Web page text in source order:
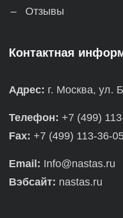
Отзывы
Контактная
Адрес: г. Москва, ул.
Телефон: +7 (499)
Fax: +7 (499) 113-36-
Email: Info@nastas.ru
Вэбсайт: nastas.ru